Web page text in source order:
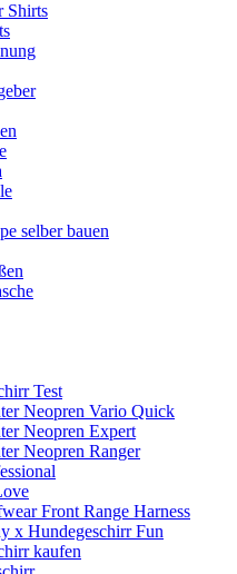
Shirts
selber bauen
Test
Neopren Vario Quick
Neopren Expert
Neopren Ranger
Front Range Harness
x Hundegeschirr Fun
kaufen